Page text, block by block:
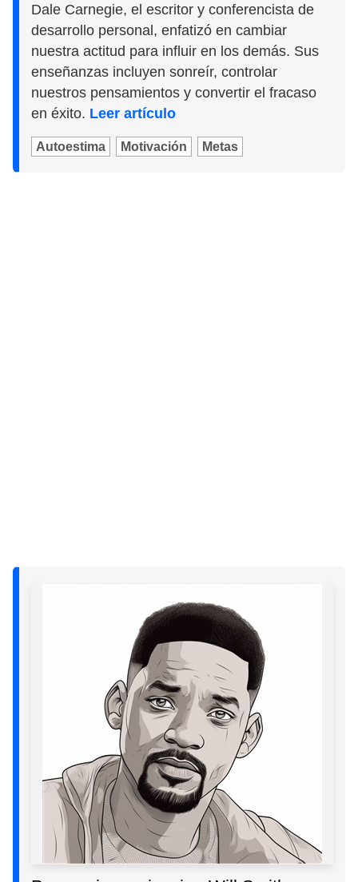
Dale Carnegie, el escritor y conferencista de
desarrollo personal, enfatizó en cambiar
nuestra actitud para influir en los demás. Sus
enseñanzas incluyen sonreír, controlar
nuestros pensamientos y convertir el fracaso
en éxito. Leer artículo
Autoestima Motivación Metas